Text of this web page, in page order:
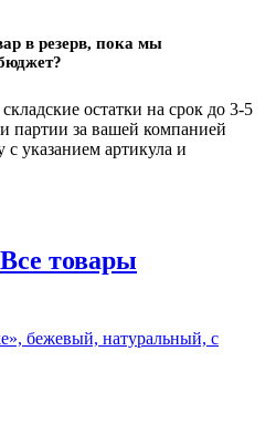
в резерв, пока мы
остатки на срок до 3-5
партии за вашей компанией
с указанием артикула и
Все товары
бежевый, натуральный, с